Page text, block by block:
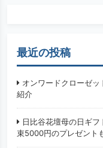
最近の投稿
オンワードクローゼ
紹介
日比谷花壇母の日ギ
束5000円のプレゼント